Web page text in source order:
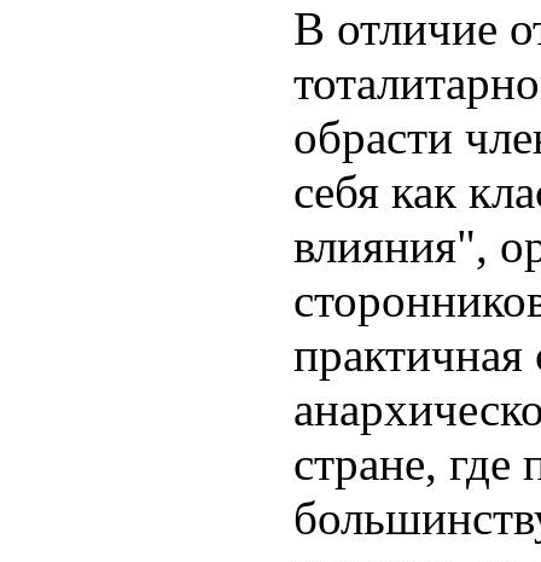
В отличие
обрасти
себя как
влияния",
практичная
стране,